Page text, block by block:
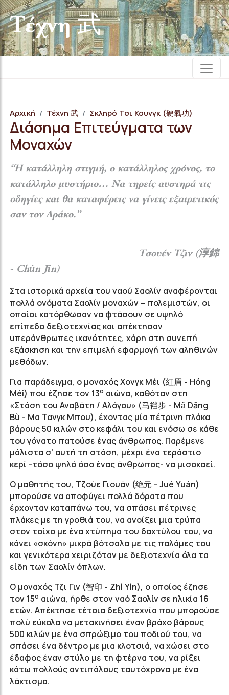
Τέχνη 武
Αρχική Τέχνη 武 Σκληρό Τσι Κουνγκ (硬氣功)
Διάσημα Επιτεύγματα των
Μοναχών
“Η κατάλληλη στιγμή, ο κατάλληλος χρόνος, το
κατάλληλο μυστήριο… Να τηρείς αυστηρά τις
οδηγίες και θα καταφέρεις να γίνεις εξαιρετικός
σαν τον Δράκο.”
Τσουέν Τζιν (淳錦
- Chún Jǐn)
Στα ιστορικά αρχεία του ναού Σαολίν αναφέρονται
πολλά ονόματα Σαολίν μοναχών – πολεμιστών, οι
οποίοι κατόρθωσαν να φτάσουν σε υψηλό
επίπεδο δεξιοτεχνίας και απέκτησαν
υπεράνθρωπες ικανότητες, χάρη στη συνεπή
εξάσκηση και την επιμελή εφαρμογή των αληθινών
μεθόδων.
Για παράδειγμα, ο μοναχός Χονγκ Μέι (紅眉 - Hóng
Méi) που έζησε τον 13ο αιώνα, καθόταν στη
«Στάση του Αναβάτη / Αλόγου» (马裆步 - Mǎ Dāng
Bù - Μα Τανγκ Μπου), έχοντας μία πέτρινη πλάκα
βάρους 50 κιλών στο κεφάλι του και ενόσω σε κάθε
του γόνατο πατούσε ένας άνθρωπος. Παρέμενε
μάλιστα σ’ αυτή τη στάση, μέχρι ένα τεράστιο
κερί -τόσο ψηλό όσο ένας άνθρωπος- να μισοκαεί.
Ο μαθητής του, Tζούε Γιουάν (绝元 - Jué Yuán)
μπορούσε να αποφύγει πολλά δόρατα που
έρχονταν καταπάνω του, να σπάσει πέτρινες
πλάκες με τη γροθιά του, να ανοίξει μια τρύπα
στον τοίχο με ένα χτύπημα του δαχτύλου του, να
κάνει «σκόνη» μικρά βότσαλα με τις παλάμες του
και γενικότερα χειριζόταν με δεξιοτεχνία όλα τα
είδη των Σαολίν όπλων.
Ο μοναχός Τζι Γιν (智印 - Zhì Yìn), ο οποίος έζησε
τον 15ο αιώνα, ήρθε στον ναό Σαολίν σε ηλικία 16
ετών. Απέκτησε τέτοια δεξιοτεχνία που μπορούσε
πολύ εύκολα να μετακινήσει έναν βράχο βάρους
500 κιλών με ένα σπρώξιμο του ποδιού του, να
σπάσει ένα δέντρο με μια κλοτσιά, να χώσει στο
έδαφος έναν στύλο με τη φτέρνα του, να ρίξει
κάτω πολλούς αντιπάλους ταυτόχρονα με ένα
λάκτισμα.